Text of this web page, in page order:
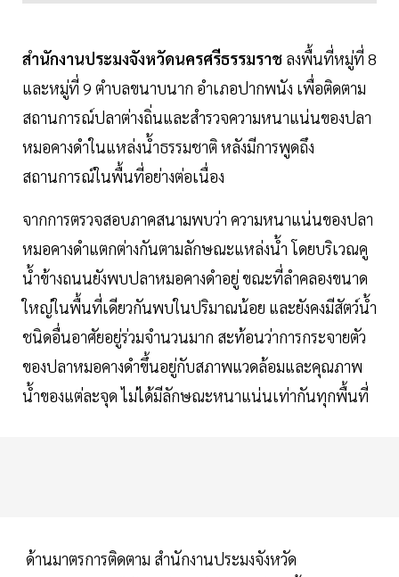
สำนักงานประมงจังหวัดนครศรีธรรมราช ลงพื้นที่หมู่ที่ 8
และหมู่ที่ 9 ตำบลขนาบนาก อำเภอปากพนัง เพื่อติดตาม
สถานการณ์ปลาต่างถิ่นและสำรวจความหนาแน่นของปลา
หมอคางดำในแหล่งน้ำธรรมชาติ หลังมีการพูดถึง
สถานการณ์ในพื้นที่อย่างต่อเนื่อง
จากการตรวจสอบภาคสนามพบว่า ความหนาแน่นของปลา
หมอคางดำแตกต่างกันตามลักษณะแหล่งน้ำ โดยบริเวณคู
น้ำข้างถนนยังพบปลาหมอคางดำอยู่ ขณะที่ลำคลองขนาด
ใหญ่ในพื้นที่เดียวกันพบในปริมาณน้อย และยังคงมีสัตว์น้ำ
ชนิดอื่นอาศัยอยู่ร่วมจำนวนมาก สะท้อนว่าการกระจายตัว
ของปลาหมอคางดำขึ้นอยู่กับสภาพแวดล้อมและคุณภาพ
น้ำของแต่ละจุด ไม่ได้มีลักษณะหนาแน่นเท่ากันทุกพื้นที่
ด้านมาตรการติดตาม สำนักงานประมงจังหวัด